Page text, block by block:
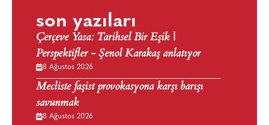
son yazıları
Çerçeve Yasa: Tarihsel Bir Eşik |
Perspektifler - Şenol Karakaş anlatıyor
8 Ağustos 2026
Mecliste faşist provokasyona karşı barışı
savunmak
8 Ağustos 2026